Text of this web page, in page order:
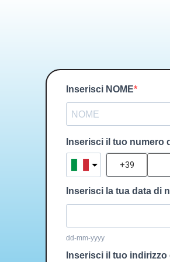
Inserisci NOME
Inserisci il tuo numero
Inserisci la tua data di
dd-mm-yyyy
Inserisci il tuo